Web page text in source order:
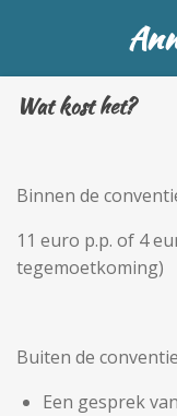
naar
de
Wat kost het?
Binnen de
11 euro p.p. of 4
tegemoetkoming)
Buiten de
Een gesprek